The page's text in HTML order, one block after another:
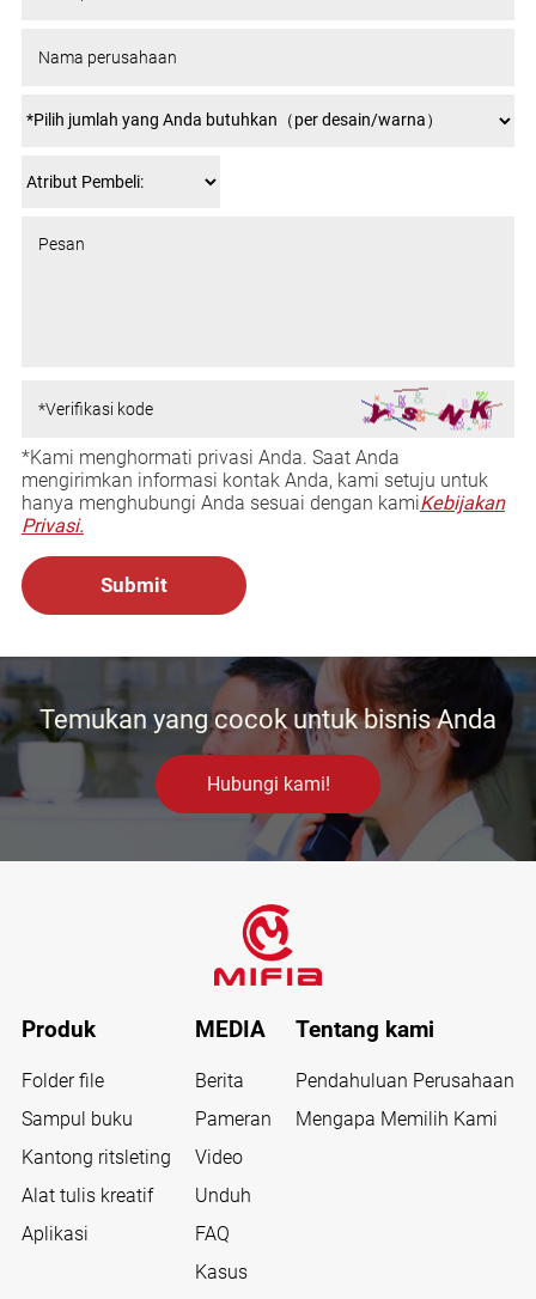
*Kami menghormati privasi Anda. Saat Anda
mengirimkan informasi kontak Anda, kami setuju untuk
hanya menghubungi Anda sesuai dengan kamiKebijakan
Privasi.
Temukan yang cocok untuk bisnis Anda
Hubungi kami!
Produk
Folder file
Sampul buku
Kantong ritsleting
Alat tulis kreatif
Aplikasi
MEDIA
Berita
Pameran
Video
Unduh
FAQ
Kasus
Tentang kami
Pendahuluan Perusahaan
Mengapa Memilih Kami